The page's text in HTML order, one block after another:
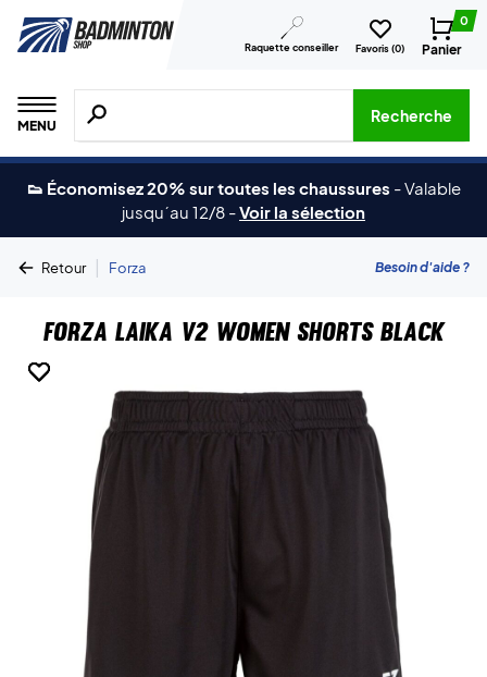
Raquette conseiller Favoris (0)
0
Panier
MENU
Recherche de produits, de marques, etc.
Recherche
👟 Économisez 20% sur toutes les chaussures -Valable
jusqu´au 12/8 -Voir la sélection
Retour | Forza Besoin d'aide ?
Forza Laika V2 Women Shorts Black